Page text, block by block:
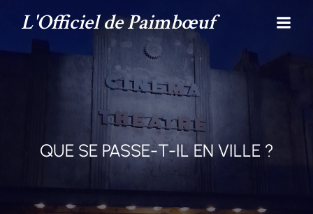
L'Officiel de Paimbœuf
QUE SE PASSE-T-IL EN VILLE ?